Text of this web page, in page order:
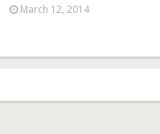
March 12, 2014